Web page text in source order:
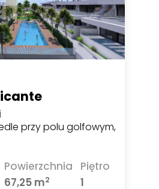
przy polu golfowym,
Powierzchnia
67,25 m2
Piętro
1